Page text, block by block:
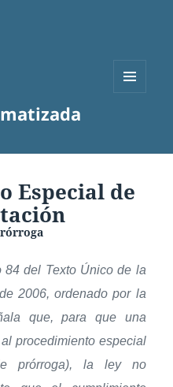
Especial de
del Texto Único de la
2006, ordenado por la
que, para que una
procedimiento especial
prórroga), la ley no